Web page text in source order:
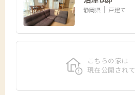
静岡県 戸建て
こちらの家は
現在公開され